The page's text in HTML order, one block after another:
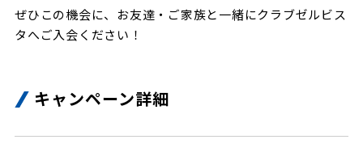
その他
観戦方法を知る
観戦マナー＆ルール
ビジターサポーターの皆様へ
ＦＣ町田ゼルビアをサポート
トレーニングの見学・ファンサービス
ユニフォーム
ゼルビアアシスト募集
ゼルナビ
ゼル塾
パートナー
パートナー企業一覧
ぜひこの機会に、お友達・ご家族と一緒にクラブゼルビス
タへご入会ください！
キャンペーン詳細